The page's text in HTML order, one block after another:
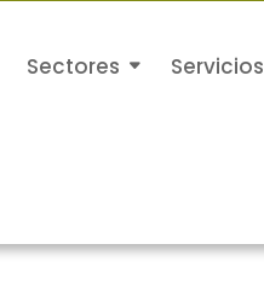
Sectores Servicios